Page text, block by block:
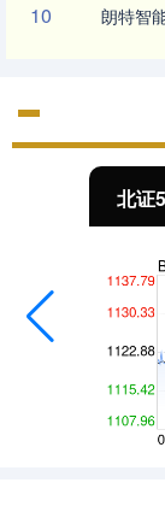
10 朗特智
北证